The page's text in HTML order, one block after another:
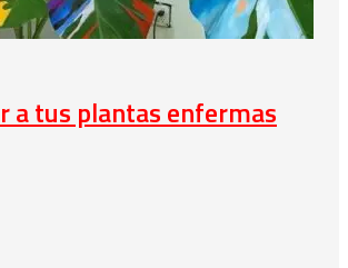
a tus plantas enfermas